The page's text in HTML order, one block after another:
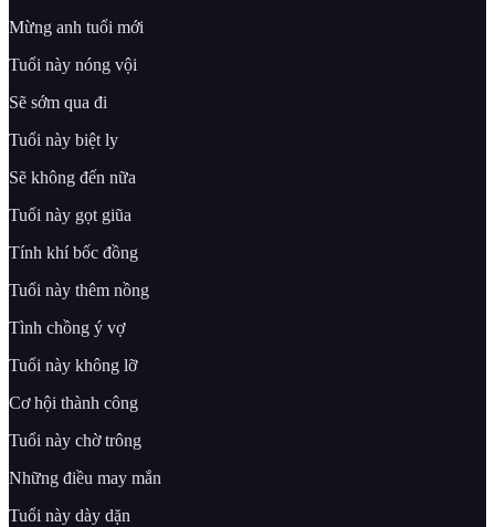
Mừng anh tuổi mới
Tuổi này nóng vội
Sẽ sớm qua đi
Tuổi này biệt ly
Sẽ không đến nữa
Tuổi này gọt giũa
Tính khí bốc đồng
Tuổi này thêm nồng
Tình chồng ý vợ
Tuổi này không lỡ
Cơ hội thành công
Tuổi này chờ trông
Những điều may mắn
Tuổi này dày dặn